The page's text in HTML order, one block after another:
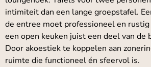
intimiteit dan een lange groepstafel.
de entree moet professioneel en
een open keuken juist een deel van de
Door akoestiek te koppelen aan
ruimte die functioneel én sfeervol is.